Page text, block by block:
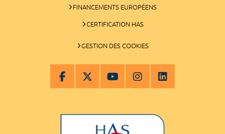
FINANCEMENTS EUROPÉENS
CERTIFICATION HAS
GESTION DES COOKIES